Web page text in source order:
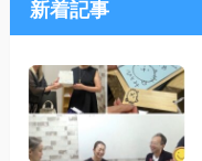
新着記事